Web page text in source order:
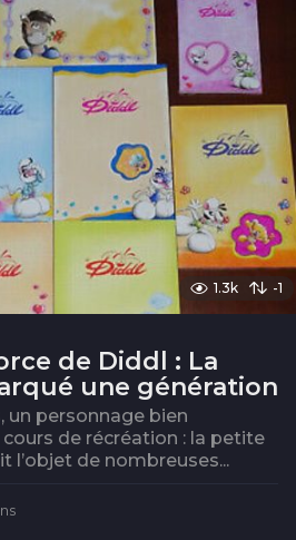
s
1.3k -1
de Diddl : La
une génération
un personnage bien
de récréation : la petite
l’objet de nombreuses...